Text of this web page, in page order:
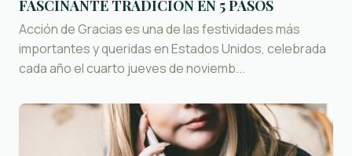
FASCINANTE TRADICIÓN EN 5 PASOS
Acción de Gracias es una de las festividades más
importantes y queridas en Estados Unidos, celebrada
cada año el cuarto jueves de noviemb...